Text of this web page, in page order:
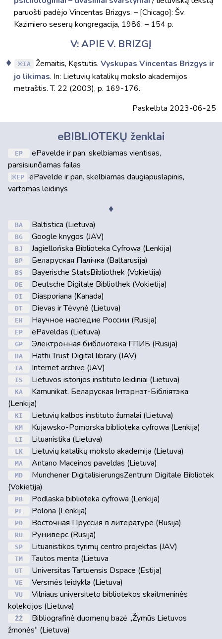
paruošti padėjo Vincentas Brizgys. – [Chicago]: Šv.
Kazimiero seserų kongregacija, 1986. – 154 p.
V: APIE V. BRIZGĮ
IA Žemaitis, Kęstutis. Vyskupas Vincentas Brizgys ir
jo likimas. In: Lietuvių katalikų mokslo akademijos
metraštis. T. 22 (2003), p. 169-176.
Paskelbta 2023-06-25
eBIBLIOTEKŲ ženklai
EP
ePavelde ir pan. skelbiamas vientisas,
parsisiunčiamas failas
EP
ePavelde ir pan. skelbiamas daugiapuslapinis,
vartomas leidinys
♦
BA Baltistica (Lietuva)
BG Google knygos (JAV)
BJ Jagiellońska Biblioteka Cyfrowa (Lenkija)
BP Беларуская Палічка (Baltarusija)
BS Bayerische StatsBibliothek (Vokietija)
DE Deutsche Digitale Bibliothek (Vokietija)
DI Diasporiana (Kanada)
DT Dievas ir Tėvynė (Lietuva)
EH Научное наследие России (Rusija)
EP ePaveldas (Lietuva)
GP Электронная библиотека ГПИБ (Rusija)
HA Hathi Trust Digital library (JAV)
IA Internet archive (JAV)
IS Lietuvos istorijos instituto leidiniai (Lietuva)
KA
Kamunikat. Беларуская Інтэрнэт-Бібліятэка
(Lenkija)
KI Lietuvių kalbos instituto žurnalai (Lietuva)
KM Kujawsko-Pomorska biblioteka cyfrowa (Lenkija)
LI Lituanistika (Lietuva)
LK Lietuvių katalikų mokslo akademija (Lietuva)
MA Antano Maceinos paveldas (Lietuva)
MD
Munchener DigitalisierungsZentrum Digitale Bibliotek
(Vokietija)
PB Podlaska biblioteka cyfrowa (Lenkija)
PL Polona (Lenkija)
PO Восточная Пруссия в литературе (Rusija)
RU Руниверс (Rusija)
SP Lituanistikos tyrimų centro projektas (JAV)
TM Tautos menta (Lietuva
UT Universitas Tartuensis Dspace (Estija)
VE Versmės leidykla (Lietuva)
VU
Vilniaus universiteto bibliotekos skaitmeninės
kolekcijos (Lietuva)
ŽŽ
Bibliografinė duomenų bazė „Žymūs Lietuvos
žmonės“ (Lietuva)